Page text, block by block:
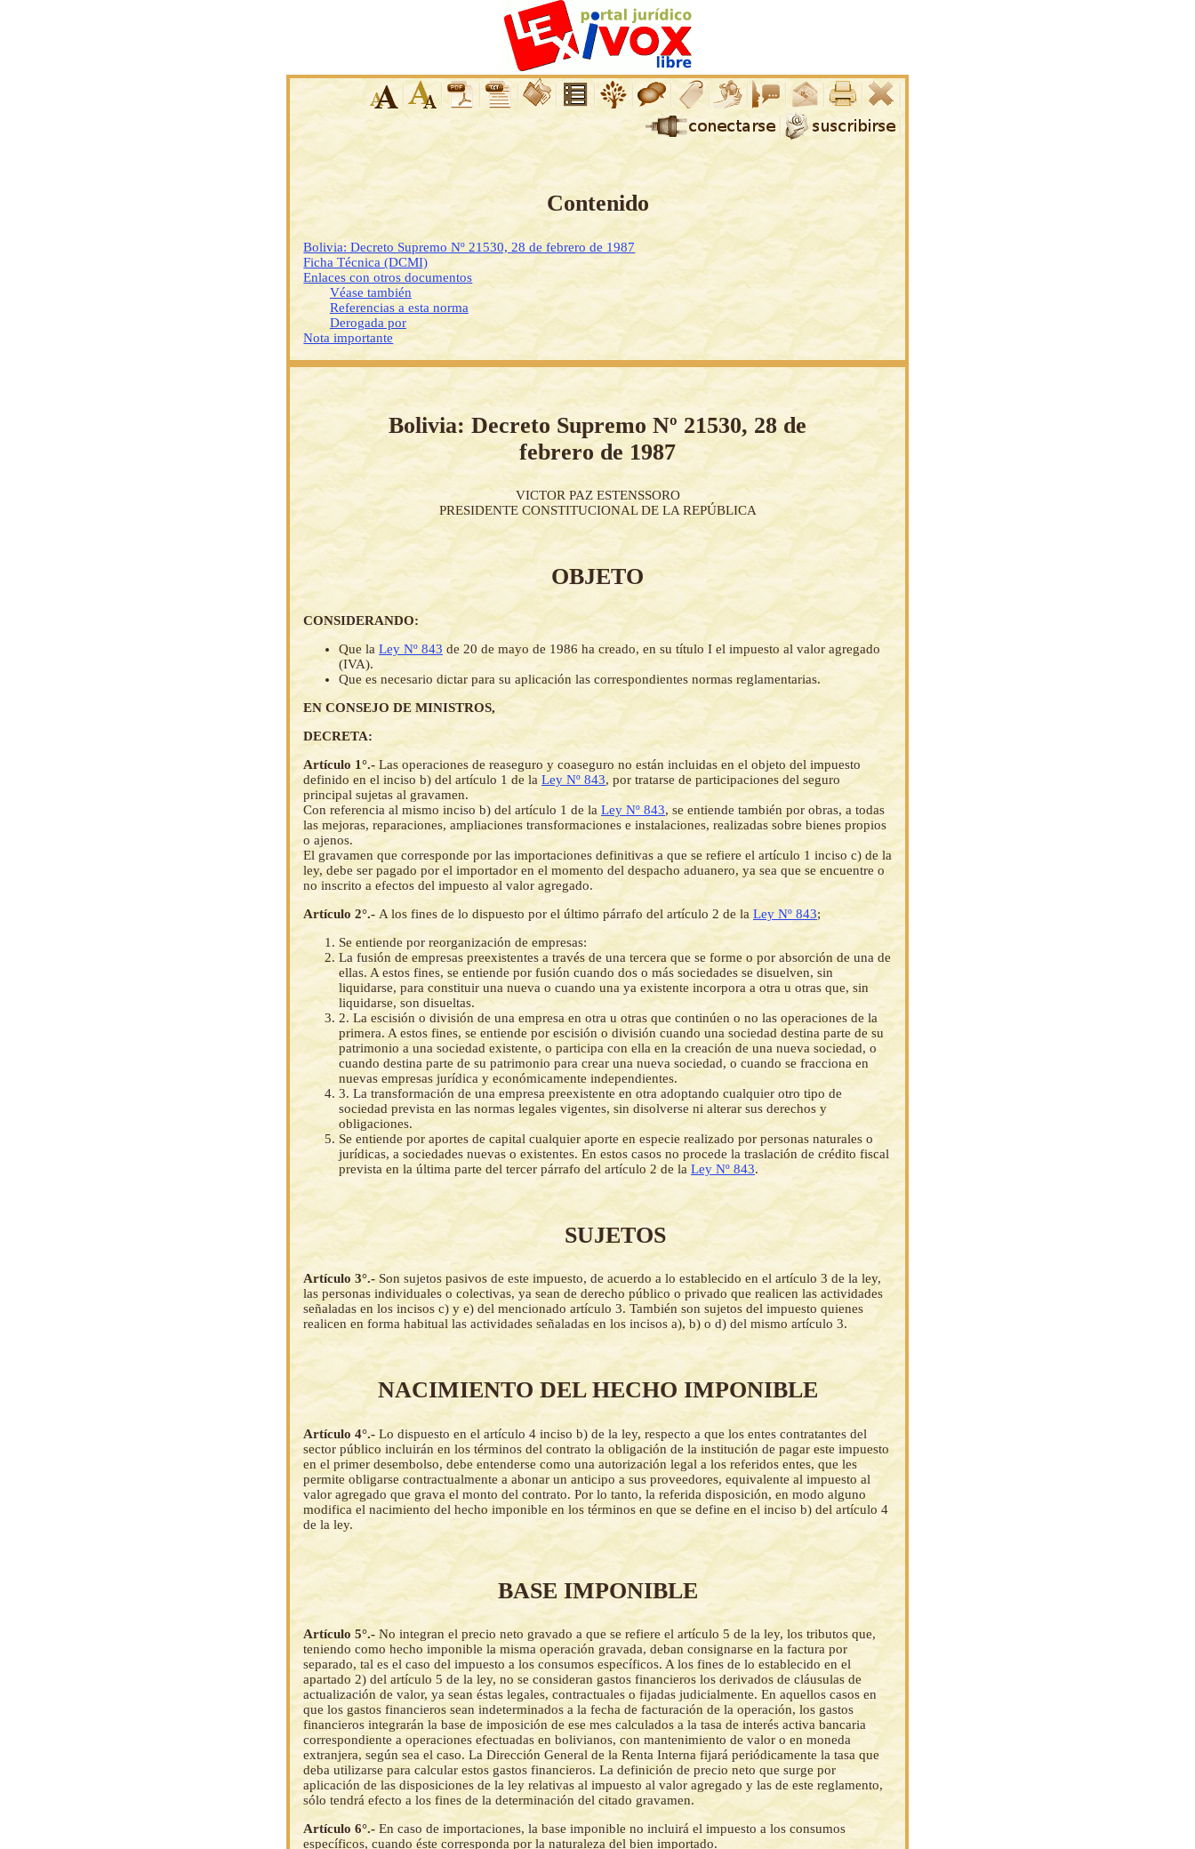
Contenido
Bolivia: Decreto Supremo Nº 21530, 28 de febrero de 1987
Ficha Técnica (DCMI)
Enlaces con otros documentos
Véase también
Referencias a esta norma
Derogada por
Nota importante
Bolivia: Decreto Supremo Nº 21530, 28 de
febrero de 1987
VICTOR PAZ ESTENSSORO
PRESIDENTE CONSTITUCIONAL DE LA REPÚBLICA
OBJETO
CONSIDERANDO:
Que la Ley Nº 843 de 20 de mayo de 1986 ha creado, en su título I el impuesto al valor agregado
(IVA).
Que es necesario dictar para su aplicación las correspondientes normas reglamentarias.
EN CONSEJO DE MINISTROS,
DECRETA:
Artículo 1°.-Las operaciones de reaseguro y coaseguro no están incluidas en el objeto del impuesto
definido en el inciso b) del artículo 1 de la Ley Nº 843, por tratarse de participaciones del seguro
principal sujetas al gravamen.
Con referencia al mismo inciso b) del artículo 1 de la Ley Nº 843, se entiende también por obras, a todas
las mejoras, reparaciones, ampliaciones transformaciones e instalaciones, realizadas sobre bienes propios
o ajenos.
El gravamen que corresponde por las importaciones definitivas a que se refiere el artículo 1 inciso c) de la
ley, debe ser pagado por el importador en el momento del despacho aduanero, ya sea que se encuentre o
no inscrito a efectos del impuesto al valor agregado.
Artículo 2°.- A los fines de lo dispuesto por el último párrafo del artículo 2 de la Ley Nº 843;
Se entiende por reorganización de empresas:
La fusión de empresas preexistentes a través de una tercera que se forme o por absorción de una de
ellas. A estos fines, se entiende por fusión cuando dos o más sociedades se disuelven, sin
liquidarse, para constituir una nueva o cuando una ya existente incorpora a otra u otras que, sin
liquidarse, son disueltas.
2. La escisión o división de una empresa en otra u otras que continúen o no las operaciones de la
primera. A estos fines, se entiende por escisión o división cuando una sociedad destina parte de su
patrimonio a una sociedad existente, o participa con ella en la creación de una nueva sociedad, o
cuando destina parte de su patrimonio para crear una nueva sociedad, o cuando se fracciona en
nuevas empresas jurídica y económicamente independientes.
3. La transformación de una empresa preexistente en otra adoptando cualquier otro tipo de
sociedad prevista en las normas legales vigentes, sin disolverse ni alterar sus derechos y
obligaciones.
Se entiende por aportes de capital cualquier aporte en especie realizado por personas naturales o
jurídicas, a sociedades nuevas o existentes. En estos casos no procede la traslación de crédito fiscal
prevista en la última parte del tercer párrafo del artículo 2 de la Ley Nº 843.
SUJETOS
Artículo 3°.-Son sujetos pasivos de este impuesto, de acuerdo a lo establecido en el artículo 3 de la ley,
las personas individuales o colectivas, ya sean de derecho público o privado que realicen las actividades
señaladas en los incisos c) y e) del mencionado artículo 3. También son sujetos del impuesto quienes
realicen en forma habitual las actividades señaladas en los incisos a), b) o d) del mismo artículo 3.
NACIMIENTO DEL HECHO IMPONIBLE
Artículo 4°.- Lo dispuesto en el artículo 4 inciso b) de la ley, respecto a que los entes contratantes del
sector público incluirán en los términos del contrato la obligación de la institución de pagar este impuesto
en el primer desembolso, debe entenderse como una autorización legal a los referidos entes, que les
permite obligarse contractualmente a abonar un anticipo a sus proveedores, equivalente al impuesto al
valor agregado que grava el monto del contrato. Por lo tanto, la referida disposición, en modo alguno
modifica el nacimiento del hecho imponible en los términos en que se define en el inciso b) del artículo 4
de la ley.
BASE IMPONIBLE
Artículo 5°.- No integran el precio neto gravado a que se refiere el artículo 5 de la ley, los tributos que,
teniendo como hecho imponible la misma operación gravada, deban consignarse en la factura por
separado, tal es el caso del impuesto a los consumos específicos. A los fines de lo establecido en el
apartado 2) del artículo 5 de la ley, no se consideran gastos financieros los derivados de cláusulas de
actualización de valor, ya sean éstas legales, contractuales o fijadas judicialmente. En aquellos casos en
que los gastos financieros sean indeterminados a la fecha de facturación de la operación, los gastos
financieros integrarán la base de imposición de ese mes calculados a la tasa de interés activa bancaria
correspondiente a operaciones efectuadas en bolivianos, con mantenimiento de valor o en moneda
extranjera, según sea el caso. La Dirección General de la Renta Interna fijará periódicamente la tasa que
deba utilizarse para calcular estos gastos financieros. La definición de precio neto que surge por
aplicación de las disposiciones de la ley relativas al impuesto al valor agregado y las de este reglamento,
sólo tendrá efecto a los fines de la determinación del citado gravamen.
Artículo 6°.- En caso de importaciones, la base imponible no incluirá el impuesto a los consumos
específicos, cuando éste corresponda por la naturaleza del bien importado.